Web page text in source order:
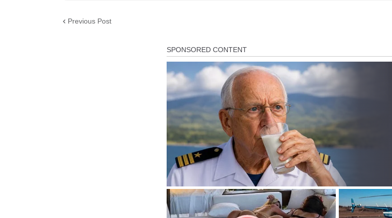
Previous Post